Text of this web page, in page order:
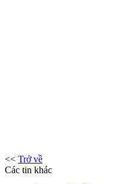
<< Trở về
Các tin khác